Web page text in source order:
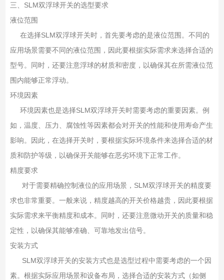
三、SLM双浮球开关的选型要求
液位范围
在选择SLM双浮球开关时，首先要考虑的是液位范围。不同的
应用场景需要不同的液位范围，因此要根据实际需求来选择合适的
型号。同时，还要注意浮球的材质和密度，以确保其在所需液位范
围内能够正常浮动。
环境因素
环境因素也是选择SLM双浮球开关时需要考虑的重要因素。例
如，温度、压力、腐蚀性等因素都会对开关的性能和使用寿命产生
影响。因此，在选择开关时，要根据实际环境条件来选择合适的材
质和防护等级，以确保开关能够在恶劣环境下正常工作。
精度要求
对于需要精确控制液位的应用场景，SLM双浮球开关的精度要
求也非常重要。一般来说，精度越高的开关价格越贵，因此要根据
实际需求来平衡精度和成本。同时，还要注意微动开关的质量和稳
定性，以确保其能够准确、可靠地发出信号。
安装方式
SLM双浮球开关的安装方式也是选型过程中需要考虑的一个因
素。根据实际应用场景和设备布局，选择合适的安装方式（如侧